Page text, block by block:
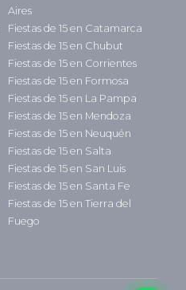
Aires
Fiestas de 15 en Catamarca
Fiestas de 15 en Chubut
Fiestas de 15 en Corrientes
Fiestas de 15 en Formosa
Fiestas de 15 en La Pampa
Fiestas de 15 en Mendoza
Fiestas de 15 en Neuquén
Fiestas de 15 en Salta
Fiestas de 15 en San Luis
Fiestas de 15 en Santa Fe
Fiestas de 15 en Tierra del
Fuego